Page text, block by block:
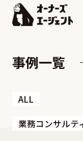
事例一覧
ALL
業務コンサルテ